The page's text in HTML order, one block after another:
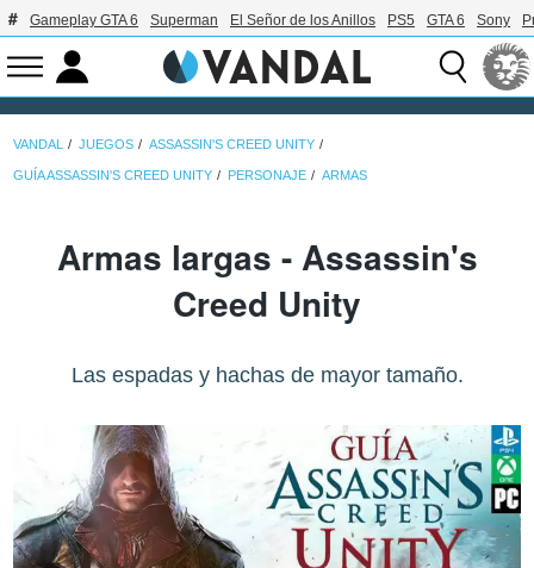
Gameplay GTA 6 Superman El Señor de los Anillos PS5 GTA 6 Sony
VANDAL JUEGOS ASSASSIN'S CREED UNITY
GUÍA ASSASSIN'S CREED UNITY PERSONAJE ARMAS
Armas largas - Assassin's
Creed Unity
Las espadas y hachas de mayor tamaño.